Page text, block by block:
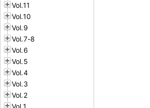
Vol.11
Vol.10
Vol.9
Vol.7-8
Vol.6
Vol.5
Vol.4
Vol.3
Vol.2
Vol.1